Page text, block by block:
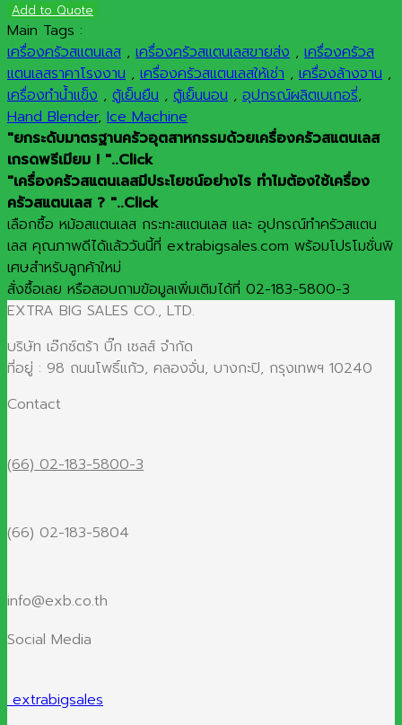
Add to Quote
Main Tags :
เครื่องครัวสแตนเลส , เครื่องครัวสแตนเลสขายส่ง , เครื่องครัวส
แตนเลสราคาโรงงาน , เครื่องครัวสแตนเลสให้เช่า , เครื่องล้างจาน ,
เครื่องทำน้ำแข็ง , ตู้เย็นยืน , ตู้เย็นนอน , อุปกรณ์ผลิตเบเกอรี่,
Hand Blender, Ice Machine
"ยกระดับมาตรฐานครัวอุตสาหกรรมด้วยเครื่องครัวสแตนเลส
เกรดพรีเมียม ! "..Click
"เครื่องครัวสแตนเลสมีประโยชน์อย่างไร ทำไมต้องใช้เครื่อง
ครัวสแตนเลส ? "..Click
เลือกซื้อ หม้อสแตนเลส กระทะสแตนเลส และ อุปกรณ์ทำครัวสแตน
เลส คุณภาพดีได้แล้ววันนี้ที่ extrabigsales.com พร้อมโปรโมชั่นพิ
เศษสำหรับลูกค้าใหม่
สั่งซื้อเลย หรือสอบถามข้อมูลเพิ่มเติมได้ที่ 02-183-5800-3
EXTRA BIG SALES CO., LTD.
บริษัท เอ๊กซ์ตร้า บิ๊ก เซลส์ จำกัด
ที่อยู่ : 98 ถนนโพธิ์แก้ว, คลองจั่น, บางกะปิ, กรุงเทพฯ 10240
Contact
(66) 02-183-5800-3
(66) 02-183-5804
info@exb.co.th
Social Media
extrabigsales